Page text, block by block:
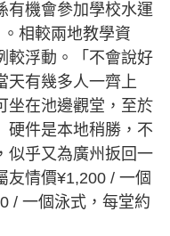
有機會參加學校水運
相較兩地教學資
較浮動。「不會說好
天有幾多人一齊上
坐在池邊觀堂，至於
硬件是本地稍勝，不
似乎又為廣州扳回一
友情價¥1,200 / 一個
/ 一個泳式，每堂約